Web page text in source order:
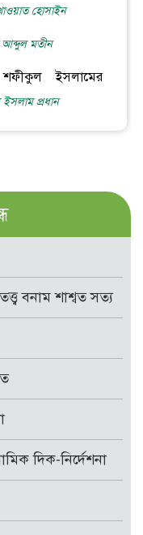
হোসাইন
আব্দুল মতীন
শফীকুল ইসলামের
প্রধান
বনাম শাশ্বত সত্য
দিক-নির্দেশনা